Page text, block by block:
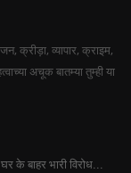
क्रीड़ा, व्यापार, क्राइम,
अचूक बातम्या तुम्ही या
के बाहर भारी विरोध...